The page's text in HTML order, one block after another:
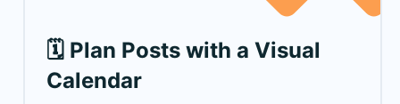
🗓️ Plan Posts with a Visual
Calendar